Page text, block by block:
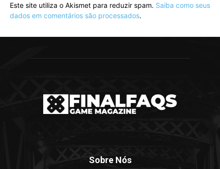
Este site utiliza o Akismet para reduzir spam. Saiba como seus
dados em comentários são processados.
Sobre Nós